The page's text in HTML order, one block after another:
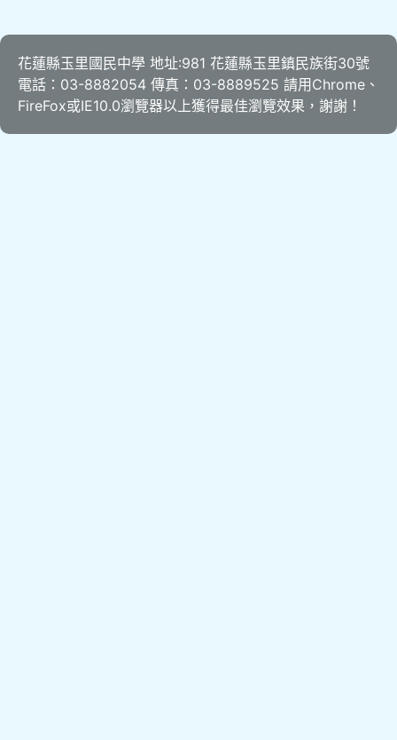
花蓮縣玉里國民中學 地址:981 花蓮縣玉里鎮民族街30號
電話：03-8882054 傳真：03-8889525 請用 Chrome 、
FireFox或IE10.0瀏覽器以上獲得最佳瀏覽效果，謝謝！